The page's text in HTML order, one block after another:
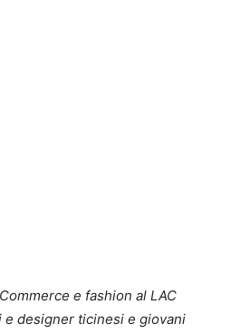
e fashion al LAC
designer ticinesi e giovani